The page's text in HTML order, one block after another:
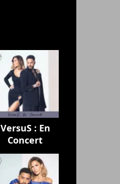
VersuS : En
Concert